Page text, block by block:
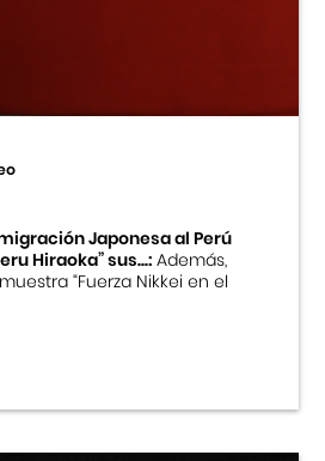
Japonesa
Japonés
Japonesa al Perú
Hiraoka” sus...:Además,
“Fuerza Nikkei en el